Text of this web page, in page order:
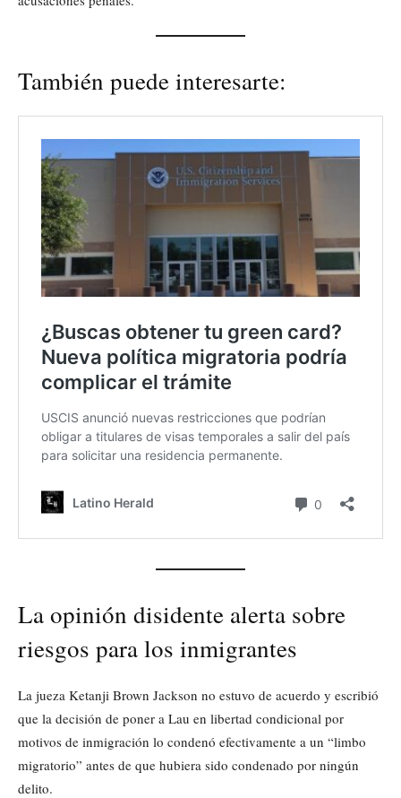
También puede interesarte:
La opinión disidente alerta sobre
riesgos para los inmigrantes
La jueza Ketanji Brown Jackson no estuvo de acuerdo y escribió
que la decisión de poner a Lau en libertad condicional por
motivos de inmigración lo condenó efectivamente a un “limbo
migratorio” antes de que hubiera sido condenado por ningún
delito.